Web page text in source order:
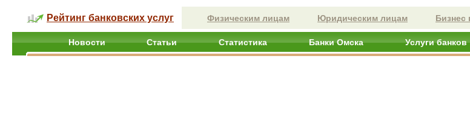
Рейтинг банковских услуг Физическим лицам Юридическим лицам Бизнес
Новости Статьи Статистика Банки Омска Услуги банков